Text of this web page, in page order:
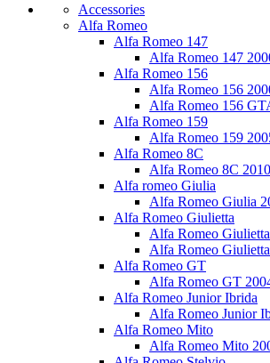
Accessories
Alfa Romeo
Alfa Romeo 147
Alfa Romeo 147
Alfa Romeo 156
Alfa Romeo 156
Alfa Romeo 156
Alfa Romeo 159
Alfa Romeo 159
Alfa Romeo 8C
Alfa Romeo 8C
Alfa romeo Giulia
Alfa Romeo Giulia
Alfa Romeo Giulietta
Alfa Romeo
Alfa Romeo
Alfa Romeo GT
Alfa Romeo GT
Alfa Romeo Junior Ibrida
Alfa Romeo Junior
Alfa Romeo Mito
Alfa Romeo Mito